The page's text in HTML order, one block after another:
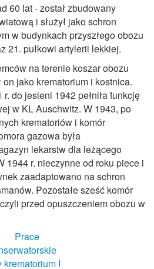
60 lat - został zbudowany
i służył jako schron
w budynkach przyszłego obozu
21. pułkowi artylerii lekkiej.
na terenie koszar obozu
on jako krematorium i kostnica.
do jesieni 1942 pełniła funkcję
w KL Auschwitz. W 1943, po
krematoriów i komór
gazowa była
lekarstw dla leżącego
1944 r. nieczynne od roku piece i
zaadaptowano na schron
Pozostałe sześć komór
przed opuszczeniem obozu w